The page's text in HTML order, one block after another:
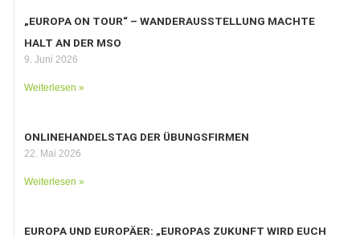
„EUROPA ON TOUR“ – WANDERAUSSTELLUNG MACHTE
HALT AN DER MSO
9. Juni 2026
Weiterlesen »
ONLINEHANDELSTAG DER ÜBUNGSFIRMEN
22. Mai 2026
Weiterlesen »
EUROPA UND EUROPÄER: „EUROPAS ZUKUNFT WIRD EUCH